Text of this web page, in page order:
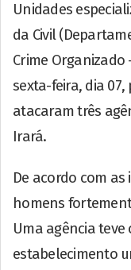
Unidades
da Civil
Crime Organizado
sexta-feira, dia
atacaram três
Irará.
De acordo com
homens
Uma agência
estabelecimento